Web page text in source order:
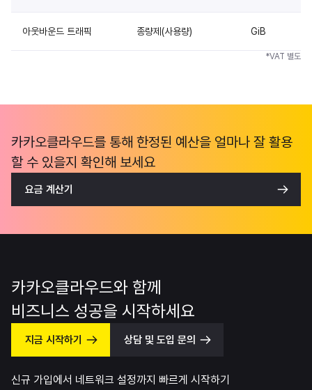
아웃바운드 트래픽 종량제(사용량) GiB
*VAT 별도
카카오클라우드를 통해 한정된 예산을 얼마나 잘 활용
할 수 있을지 확인해 보세요
요금 계산기
카카오클라우드와 함께
비즈니스 성공을 시작하세요
지금 시작하기 상담 및 도입 문의
신규 가입에서 네트워크 설정까지 빠르게 시작하기